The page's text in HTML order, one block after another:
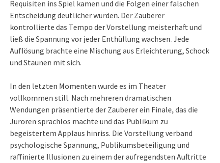
Requisiten ins Spiel kamen und die Folgen einer falschen
Entscheidung deutlicher wurden. Der Zauberer
kontrollierte das Tempo der Vorstellung meisterhaft und
ließ die Spannung vor jeder Enthüllung wachsen. Jede
Auflösung brachte eine Mischung aus Erleichterung, Schock
und Staunen mit sich.
In den letzten Momenten wurde es im Theater
vollkommen still. Nach mehreren dramatischen
Wendungen präsentierte der Zauberer ein Finale, das die
Juroren sprachlos machte und das Publikum zu
begeistertem Applaus hinriss. Die Vorstellung verband
psychologische Spannung, Publikumsbeteiligung und
raffinierte Illusionen zu einem der aufregendsten Auftritte